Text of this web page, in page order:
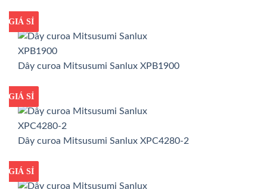
GIÁ TỐT
GIÁ SỈ
Dây curoa Mitsusumi Sanlux XPB1900
GIÁ TỐT
GIÁ SỈ
Dây curoa Mitsusumi Sanlux XPC4280-2
GIÁ TỐT
GIÁ SỈ